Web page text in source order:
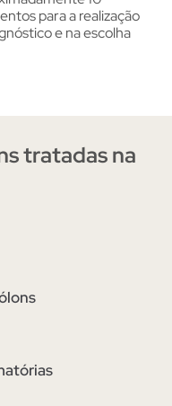
para a realização
e na escolha
tratadas na